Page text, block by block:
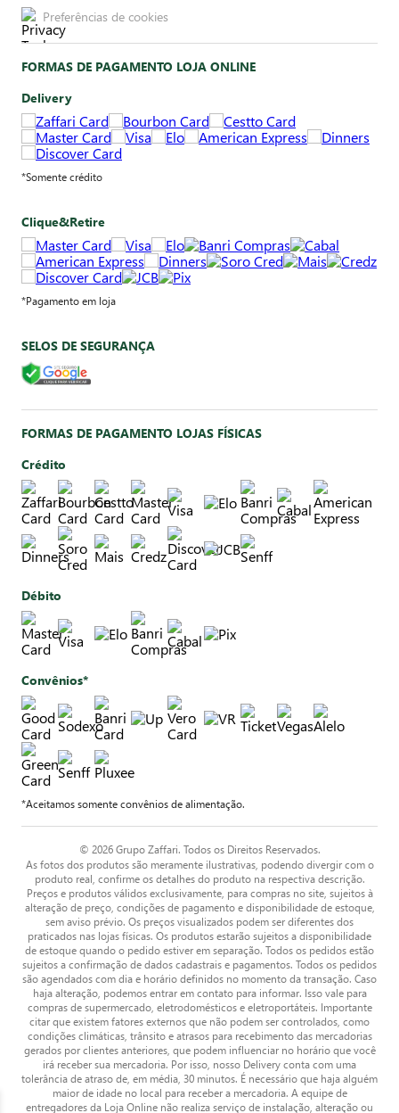
Preferências de cookies
FORMAS DE PAGAMENTO LOJA ONLINE
Delivery
*Somente crédito
Clique&Retire
*Pagamento em loja
SELOS DE SEGURANÇA
FORMAS DE PAGAMENTO LOJAS FÍSICAS
Crédito
Débito
Convênios*
*Aceitamos somente convênios de alimentação.
© 2026 Grupo Zaffari. Todos os Direitos Reservados.
As fotos dos produtos são meramente ilustrativas, podendo divergir com o
produto real, confirme os detalhes do produto na respectiva descrição.
Preços e produtos válidos exclusivamente, para compras no site, sujeitos à
alteração de preço, condições de pagamento e disponibilidade de estoque,
sem aviso prévio. Os preços visualizados podem ser diferentes dos
praticados nas lojas físicas. Os produtos estarão sujeitos a disponibilidade
de estoque quando o pedido estiver em separação. Todos os pedidos estão
sujeitos a confirmação de dados cadastrais e pagamentos. Todos os pedidos
são agendados com dia e horário definidos no momento da transação. Caso
haja alteração, podemos entrar em contato para informar. Isso vale para
compras de supermercado, eletrodomésticos e eletroportáteis. Importante
citar que existem fatores externos que não podem ser controlados, como
condições climáticas, trânsito e atrasos para recebimento das mercadorias
gerados por clientes anteriores, que podem influenciar no horário que você
irá receber sua mercadoria. Por isso, nosso Delivery conta com uma
tolerância de atraso de, em média, 30 minutos. É necessário que haja alguém
maior de idade no local para receber a mercadoria. A equipe de
entregadores da Loja Online não realiza serviço de instalação, alteração ou